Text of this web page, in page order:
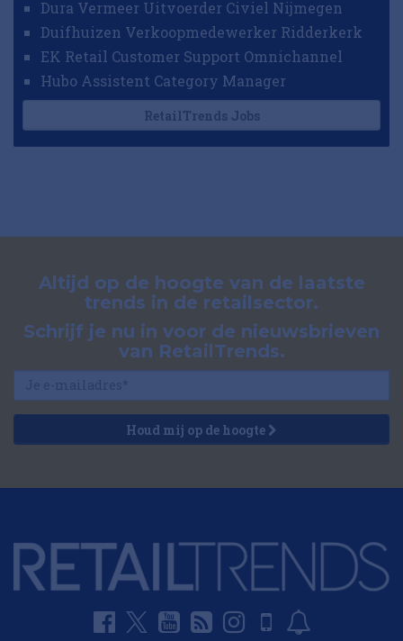
Dura Vermeer Uitvoerder Civiel Nijmegen
Duifhuizen Verkoopmedewerker Ridderkerk
EK Retail Customer Support Omnichannel
Hubo Assistent Category Manager
RetailTrends Jobs
Altijd op de hoogte van de laatste
trends in de retailsector.
Schrijf je nu in voor de nieuwsbrieven
van RetailTrends.
Houd mij op de hoogte